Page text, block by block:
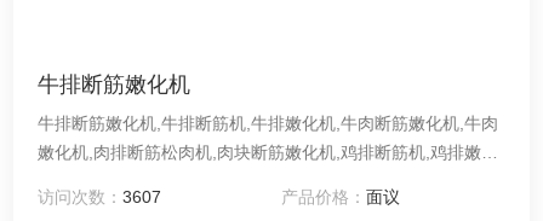
牛排断筋嫩化机
牛排断筋嫩化机,牛排断筋机,牛排嫩化机,牛肉断筋嫩化机,牛肉
嫩化机,肉排断筋松肉机,肉块断筋嫩化机,鸡排断筋机,鸡排嫩化
于不带骨里肌，各类肉排的断筋、辗压、代替人手拍打。 2. 肉
访问次数：3607 产品价格： 面议